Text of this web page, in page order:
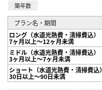
築年数
プラン名・期間
ロング（水道光熱費・清掃費込）
7ヶ月以上～12ヶ月未満
ミドル（水道光熱費・清掃費込）
3ヶ月以上～7ヶ月未満
ショート（水道光熱費・清掃費込）
30日以上～90日未満